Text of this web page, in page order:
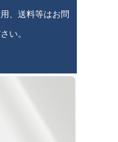
、送料等はお問
い。